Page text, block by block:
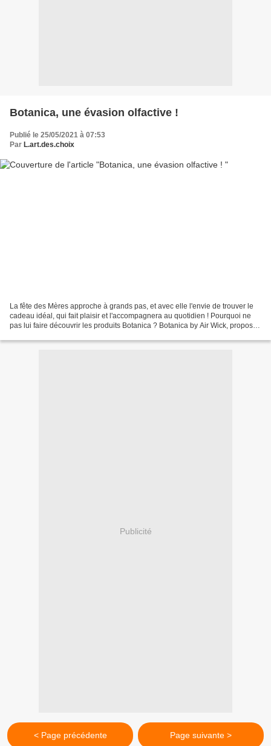
Botanica, une évasion olfactive !
Publié le 25/05/2021 à 07:53
Par L.art.des.choix
La fête des Mères approche à grands pas, et avec elle l'envie de trouver le
cadeau idéal, qui fait plaisir et l'accompagnera au quotidien ! Pourquoi ne
pas lui faire découvrir les produits Botanica ? Botanica by Air Wick, propose
Publicité
< Page précédente Page suivante >